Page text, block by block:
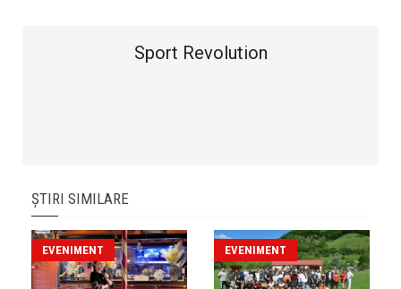
Sport Revolution
ȘTIRI SIMILARE
EVENIMENT EVENIMENT